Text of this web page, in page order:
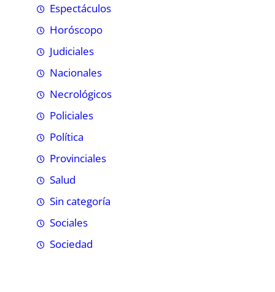
Espectáculos
Horóscopo
Judiciales
Nacionales
Necrológicos
Policiales
Política
Provinciales
Salud
Sin categoría
Sociales
Sociedad